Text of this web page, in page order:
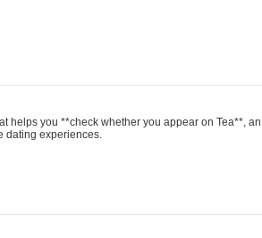
helps you **check whether you appear on Tea**, an
dating experiences.